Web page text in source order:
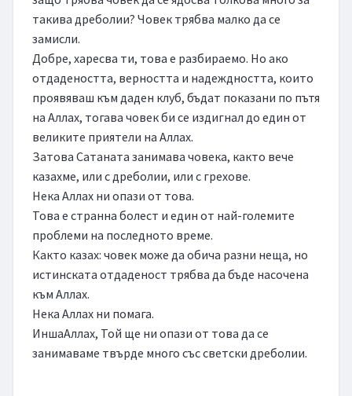
такива дреболии? Човек трябва малко да се
замисли.
Добре, харесва ти, това е разбираемо. Но ако
отдадеността, верността и надеждността, които
проявяваш към даден клуб, бъдат показани по пътя
на Аллах, тогава човек би се издигнал до един от
великите приятели на Аллах.
Затова Сатаната занимава човека, както вече
казахме, или с дреболии, или с грехове.
Нека Аллах ни опази от това.
Това е странна болест и един от най-големите
проблеми на последното време.
Както казах: човек може да обича разни неща, но
истинската отдаденост трябва да бъде насочена
към Аллах.
Нека Аллах ни помага.
ИншаАллах, Той ще ни опази от това да се
занимаваме твърде много със светски дреболии.